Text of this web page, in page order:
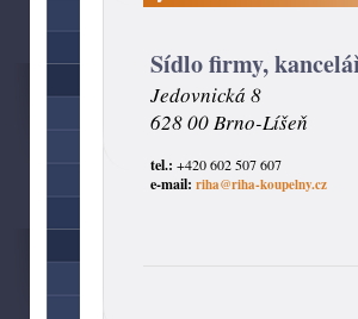
Sídlo firmy,
Jedovnická 8
628 00 Brno-Líšeň
tel.: +420 602 507 607
e-mail: riha@riha-koupelny.cz